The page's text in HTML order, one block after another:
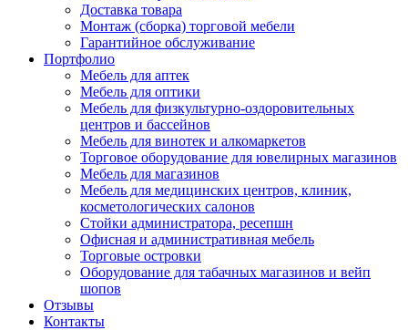
Доставка товара
Монтаж (сборка) торговой мебели
Гарантийное обслуживание
Портфолио
Мебель для аптек
Мебель для оптики
Мебель для физкультурно-оздоровительных
центров и бассейнов
Мебель для винотек и алкомаркетов
Торговое оборудование для ювелирных магазинов
Мебель для магазинов
Мебель для медицинских центров, клиник,
косметологических салонов
Стойки администратора, ресепшн
Офисная и административная мебель
Торговые островки
Оборудование для табачных магазинов и вейп
шопов
Отзывы
Контакты